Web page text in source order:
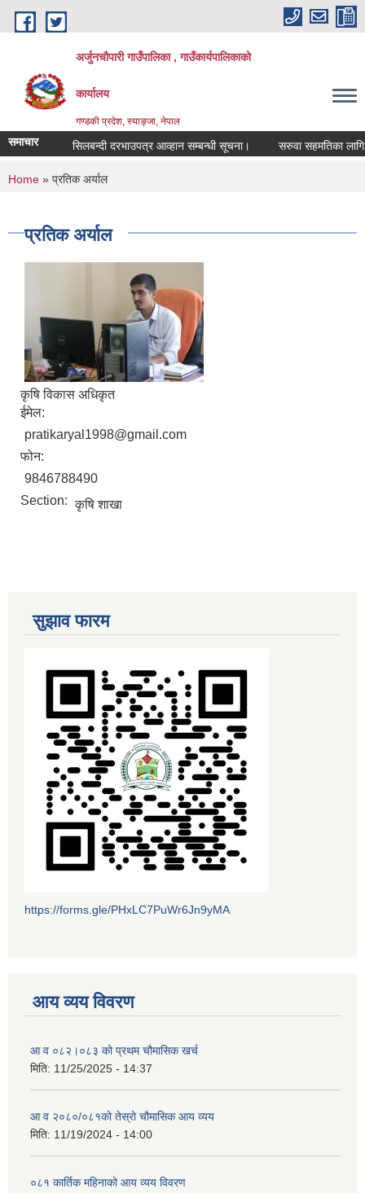
Skip to main content
अर्जुनचौपारी गाउँपालिका , गाउँकार्यपालिकाको
कार्यालय
गण्डकी प्रदेश, स्याङ्जा, नेपाल
समाचार सिलबन्दी दरभाउपत्र आव्हान सम्बन्धी सूचना। सरुवा सहमतिका लागि
You are here
Home » प्रतिक अर्याल
प्रतिक अर्याल
कृषि विकास अधिकृत
ईमेल:
pratikaryal1998@gmail.com
फोन:
9846788490
Section: कृषि शाखा
सुझाव फारम
https://forms.gle/PHxLC7PuWr6Jn9yMA
आय व्यय विवरण
आ व ०८२।०८३ को प्रथम चौमासिक खर्च
मिति: 11/25/2025 - 14:37
आ व २०८०/०८१को तेस्रो चौमासिक आय व्यय
मिति: 11/19/2024 - 14:00
०८१ कार्तिक महिनाको आय व्यय विवरण